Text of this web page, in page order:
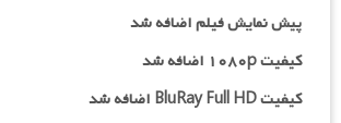
پیش نمایش فیلم اضافه شد
کیفیت ۱۰۸۰p اضافه شد
کیفیت BluRay Full HD اضافه شد